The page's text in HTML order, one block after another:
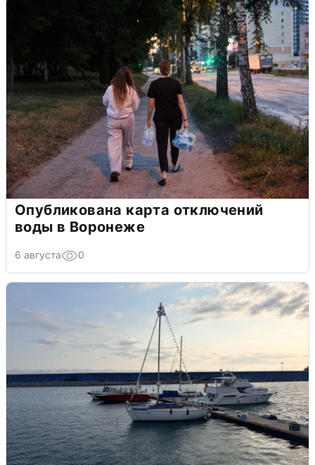
Опубликована карта отключений
воды в Воронеже
6 августа 0